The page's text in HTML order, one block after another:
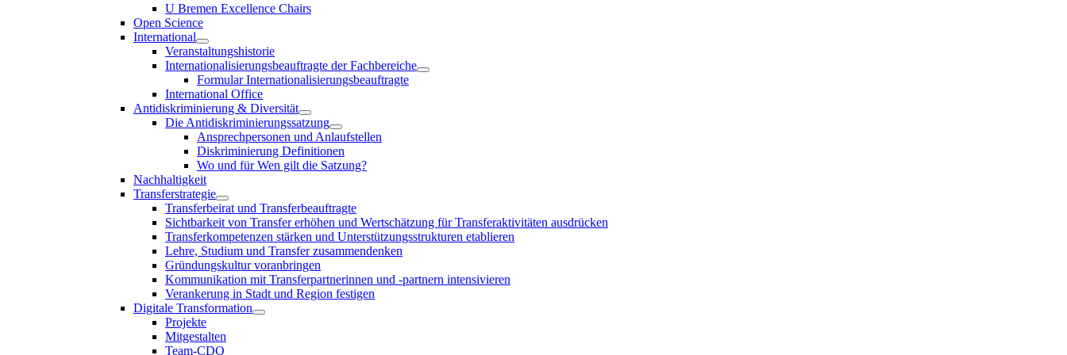
U Bremen Excellence Chairs
Open Science
International
Veranstaltungshistorie
Internationalisierungsbeauftragte der Fachbereiche
Formular Internationalisierungsbeauftragte
International Office
Antidiskriminierung & Diversität
Die Antidiskriminierungssatzung
Ansprechpersonen und Anlaufstellen
Diskriminierung Definitionen
Wo und für Wen gilt die Satzung?
Nachhaltigkeit
Transferstrategie
Transferbeirat und Transferbeauftragte
Sichtbarkeit von Transfer erhöhen und Wertschätzung für Transferaktivitäten ausdrücken
Transferkompetenzen stärken und Unterstützungsstrukturen etablieren
Lehre, Studium und Transfer zusammendenken
Gründungskultur voranbringen
Kommunikation mit Transferpartnerinnen und -partnern intensivieren
Verankerung in Stadt und Region festigen
Digitale Transformation
Projekte
Mitgestalten
Team-CDO